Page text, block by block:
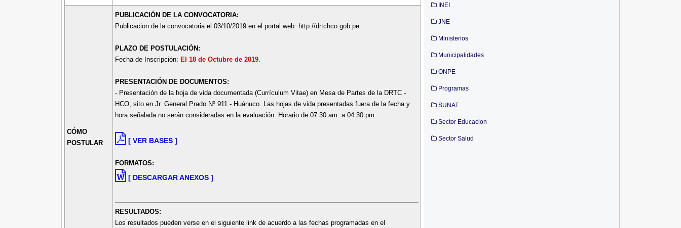
CÓMO
POSTULAR
PUBLICACIÓN DE LA CONVOCATORIA:
Publicacion de la convocatoria el 03/10/2019 en el portal web: http://drtchco.gob.pe
PLAZO DE POSTULACIÓN:
Fecha de Inscripción: El 18 de Octubre de 2019
PRESENTACIÓN DE DOCUMENTOS:
- Presentación de la hoja de vida documentada (Currículum Vitae) en Mesa de Partes de la DRTC -
HCO, sito en Jr. General Prado Nº 911 - Huánuco. Las hojas de vida presentadas fuera de la fecha y
hora señalada no serán consideradas en la evaluación. Horario de 07:30 am. a 04:30 pm.
[ VER BASES ]
FORMATOS:
[ DESCARGAR ANEXOS ]
RESULTADOS:
Los resultados pueden verse en el siguiente link de acuerdo a las fechas programadas en el
INEI
JNE
Ministerios
Municipalidades
ONPE
Programas
SUNAT
Sector Educacion
Sector Salud